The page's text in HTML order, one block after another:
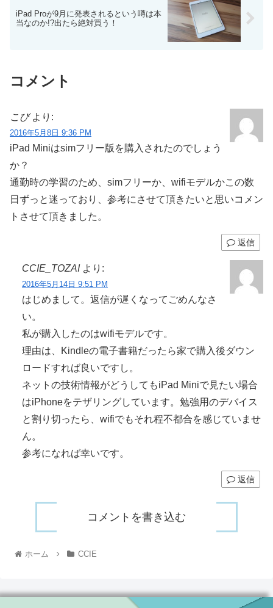
iPad Proが9月に発表されるという噂は本
当なのか!?出たら絶対買う！
コメント
こび より:
2016年5月8日 9:36 PM
iPad Miniはsimフリー版を購入されたのでしょう
か？
通勤時の学習のため、simフリーか、wifiモデルかこの数
日ずっと迷っており、参考にさせて頂きたいと思いコメン
トさせて頂きました。
返信
CCIE_TOZAI より:
2016年5月14日 9:51 PM
はじめまして。返信が遅くなってごめんなさ
い。
私が購入したのはwifiモデルです。
理由は、Kindleの電子書籍だったら家で購入後ダウン
ロードすれば良いですし。
ネットの技術情報がどうしてもiPad Miniで見たい場合
はiPhoneをテザリングしています。勉強用のデバイス
と割り切ったら、wifiでもそれ程不都合を感じていませ
ん。
参考になれば幸いです。
返信
コメントを書き込む
ホーム CCIE